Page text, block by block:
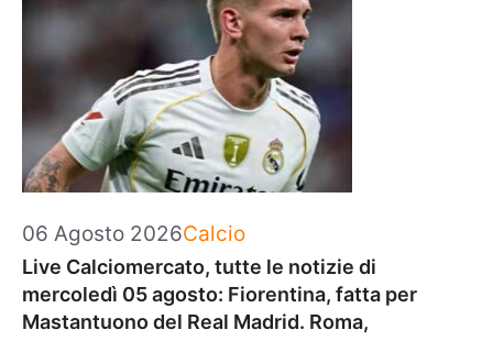
06 Agosto 2026Categorie
Calcio
Live Calciomercato, tutte le notizie di
mercoledì 05 agosto: Fiorentina, fatta per
Mastantuono del Real Madrid. Roma,